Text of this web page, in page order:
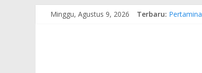
Minggu, Agustus 9, 2026 Terbaru: